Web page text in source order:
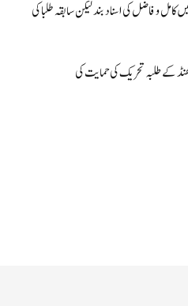
و فاضل کی اسناد بند لیکن سابقہ طلبا کی
کے طلبہ تحریک کی حمایت کی